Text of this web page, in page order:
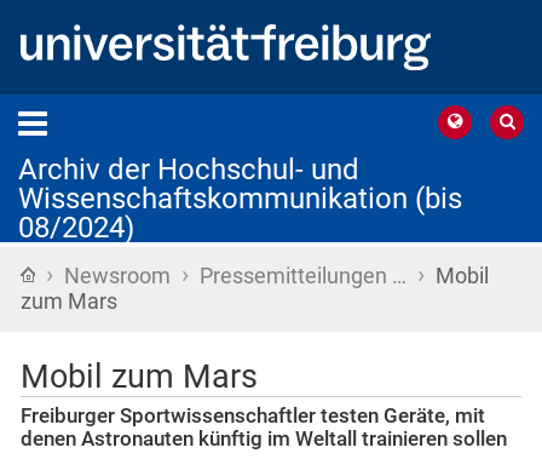
Archiv der Hochschul- und
Wissenschaftskommunikation (bis
08/2024)
Startseite
› Newsroom › Pressemitteilungen … › Mobil
zum Mars
Mobil zum Mars
Freiburger Sportwissenschaftler testen Geräte, mit
denen Astronauten künftig im Weltall trainieren sollen